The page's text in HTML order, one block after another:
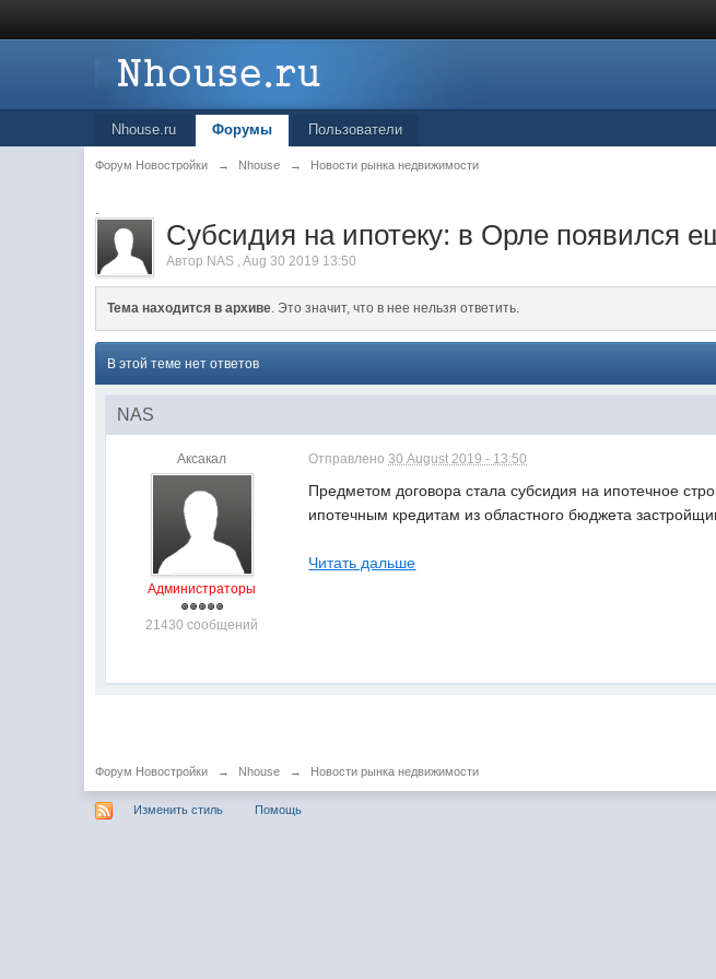
Nhouse.ru Форумы Пользователи
Форум Новостройки → Nhouse → Новости рынка недвижимости
.
Субсидия на ипотеку: в Орле появился
Автор NAS ,Aug 30 2019 13:50
Тема находится в архиве. Это значит, что в нее нельзя ответить.
В этой теме нет ответов
NAS
Аксакал
Администраторы
21430 сообщений
Отправлено30 August 2019 - 13:50
Предметом договора стала субсидия на ипотечное
ипотечным кредитам из областного бюджета
Читать дальше
Форум Новостройки → Nhouse → Новости рынка недвижимости
Изменить стиль Помощь